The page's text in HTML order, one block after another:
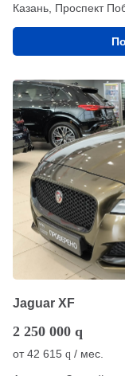
Казань, Проспект
Jaguar XF
2 250 000 q
от42 615 q / мес.